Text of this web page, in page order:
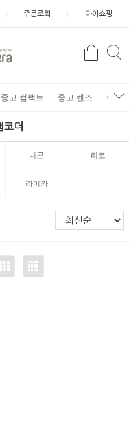
주문조회 마이쇼핑
중고 컴팩트 중고 렌즈 중고
더
니콘 리코
라이카